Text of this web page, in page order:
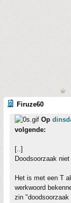
Firuze60
Op
volgende:
[..]
Doodsoorzaak
Het is met een T
werkwoord
zin "doodsoorzaak